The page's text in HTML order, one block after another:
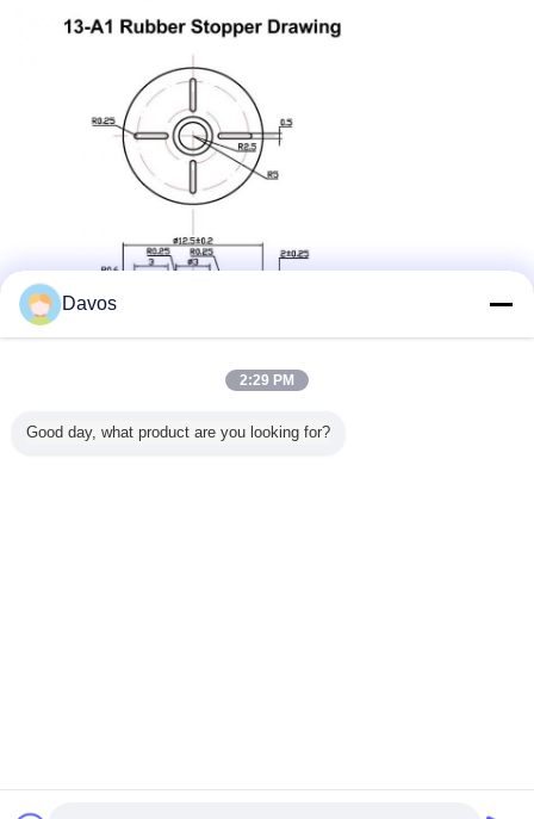
Davos
2:29 PM
Good day, what product are you looking for?